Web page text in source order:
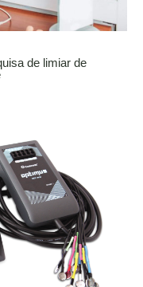
de limiar de